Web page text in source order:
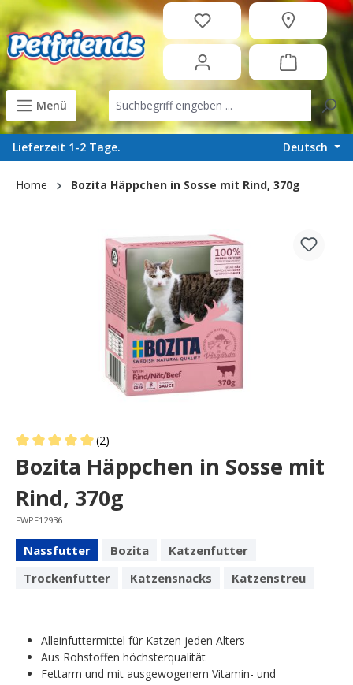
content
Menü
Lieferzeit 1-2 Tage. Deutsch
Home Bozita Häppchen in Sosse mit Rind, 370g
Average rating of 5 out of 5 stars
(2)
Bozita Häppchen in Sosse mit
Rind, 370g
FWPF12936
Nassfutter Bozita
Katzenfutter
Trockenfutter
Katzensnacks Katzenstreu
Alleinfuttermittel für Katzen jeden Alters
Aus Rohstoffen höchsterqualität
Fettarm und mit ausgewogenem Vitamin- und